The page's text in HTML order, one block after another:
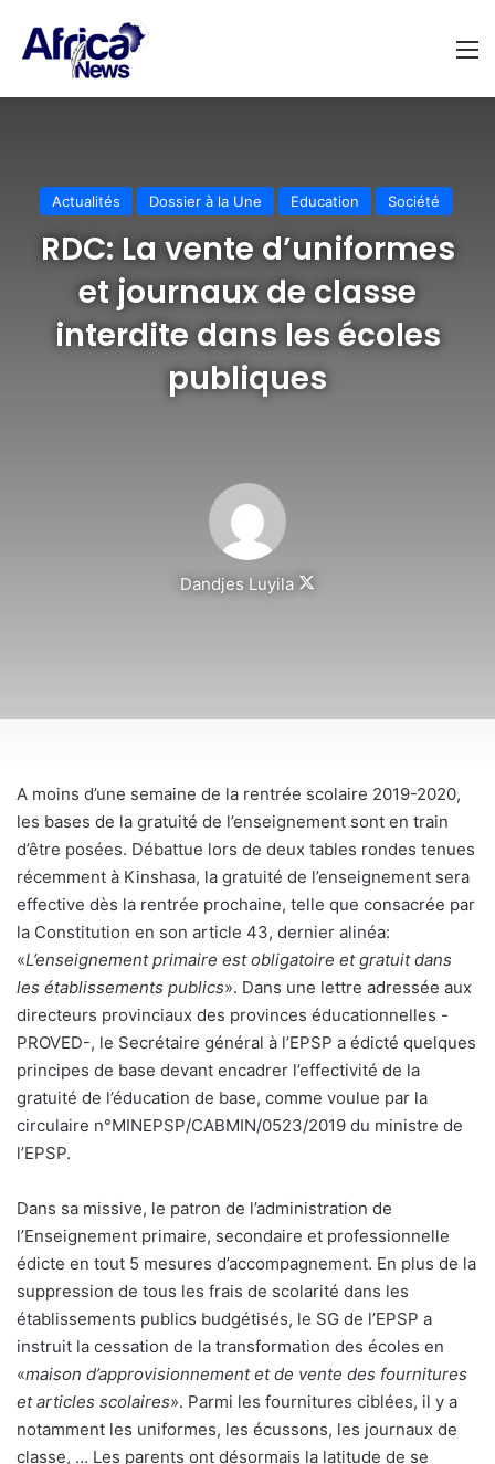
Actualités Dossier à la Une Education Société
RDC: La vente d’uniformes
et journaux de classe
interdite dans les écoles
publiques
Dandjes Luyila
A moins d’une semaine de la rentrée scolaire 2019-2020,
les bases de la gratuité de l’enseignement sont en train
d’être posées. Débattue lors de deux tables rondes tenues
récemment à Kinshasa, la gratuité de l’enseignement sera
effective dès la rentrée prochaine, telle que consacrée par
la Constitution en son article 43, dernier alinéa:
«L’enseignement primaire est obligatoire et gratuit dans
les établissements publics». Dans une lettre adressée aux
directeurs provinciaux des provinces éducationnelles -
PROVED-, le Secrétaire général à l’EPSP a édicté quelques
principes de base devant encadrer l’effectivité de la
gratuité de l’éducation de base, comme voulue par la
circulaire n°MINEPSP/CABMIN/0523/2019 du ministre de
l’EPSP.
Dans sa missive, le patron de l’administration de
l’Enseignement primaire, secondaire et professionnelle
édicte en tout 5 mesures d’accompagnement. En plus de la
suppression de tous les frais de scolarité dans les
établissements publics budgétisés, le SG de l’EPSP a
instruit la cessation de la transformation des écoles en
«maison d’approvisionnement et de vente des fournitures
et articles scolaires». Parmi les fournitures ciblées, il y a
notamment les uniformes, les écussons, les journaux de
classe, … Les parents ont désormais la latitude de se